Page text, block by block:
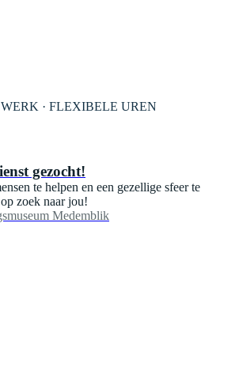
· FLEXIBELE UREN
gezocht!
te helpen en een gezellige sfeer te
zoek naar jou!
Medemblik